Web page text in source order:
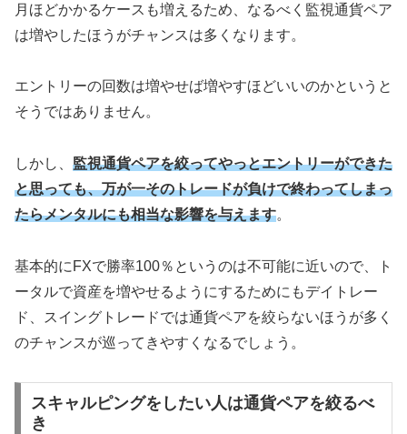
月ほどかかるケースも増えるため、なるべく監視通貨ペア
は増やしたほうがチャンスは多くなります。
エントリーの回数は増やせば増やすほどいいのかというと
そうではありません。
しかし、 監視通貨ペアを絞ってやっとエントリーができた
と思っても、万が一そのトレードが負けで終わってしまっ
たらメンタルにも相当な影響を与えます。
基本的にFXで勝率100％というのは不可能に近いので、ト
ータルで資産を増やせるようにするためにもデイトレー
ド、スイングトレードでは通貨ペアを絞らないほうが多く
のチャンスが巡ってきやすくなるでしょう。
スキャルピングをしたい人は通貨ペアを絞るべ
き